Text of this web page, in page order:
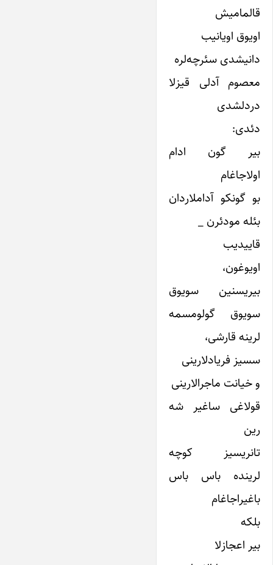
قالمامیش
اویوق اویانیب
دانیشدی سئرچه‌لره
معصوم آدلی قیزلا
دردلشدی
دئدی:
بیر گون ادام
اولاجاغام
بو گونکو آداملاردان
بئله مودئرن _
قاییدیب
اویوغون،
بیریسنین سویوق
سویوق گولومسمه
لرینه قارشی،
سسیز فریادلارینی
و خیانت ماجرالارینی
قولاغی ساغیر شه
رین
تانریسیز کوچه
لرینده باس باس
باغیراجاغام
بلکه
بیر اعجازلا